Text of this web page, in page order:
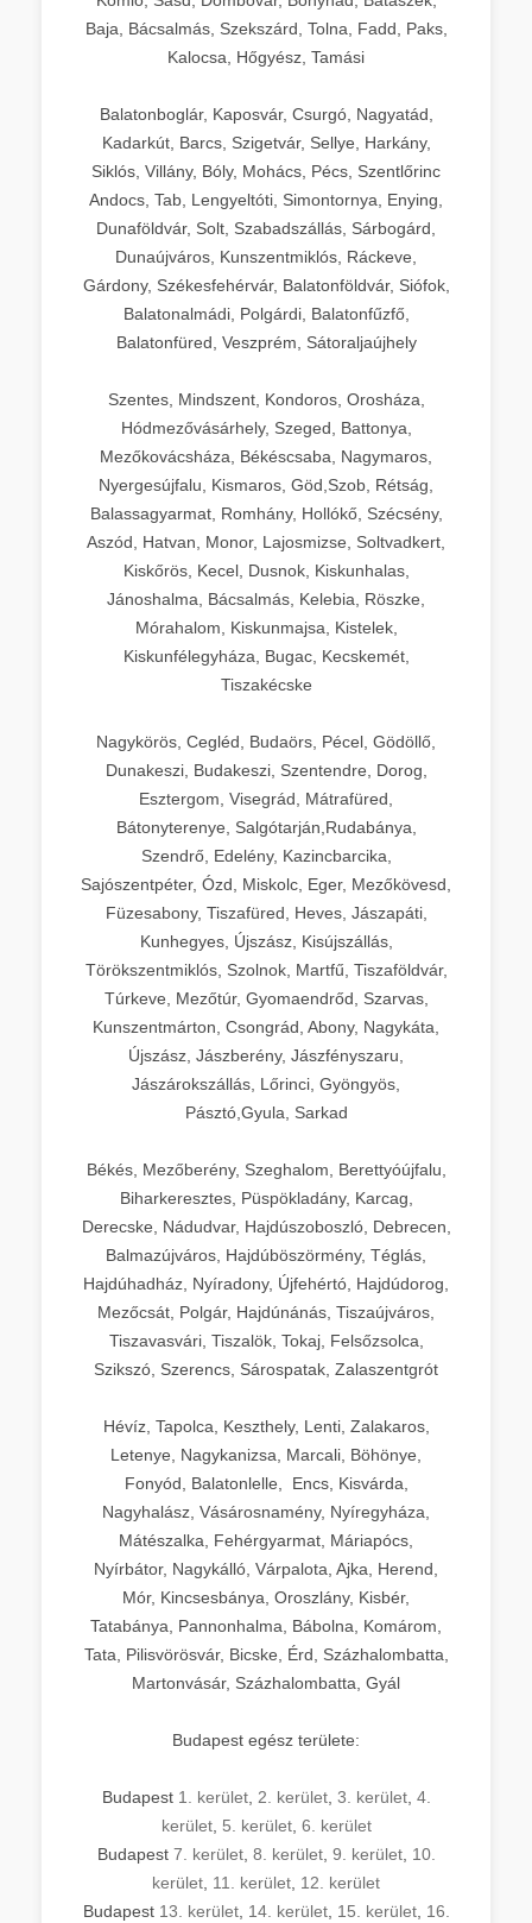
Baja, Bácsalmás, Szekszárd, Tolna, Fadd, Paks,
Kalocsa, Hőgyész, Tamási
Balatonboglár, Kaposvár, Csurgó, Nagyatád,
Kadarkút, Barcs, Szigetvár, Sellye, Harkány,
Siklós, Villány, Bóly, Mohács, Pécs, Szentlőrinc
Andocs, Tab, Lengyeltóti, Simontornya, Enying,
Dunaföldvár, Solt, Szabadszállás, Sárbogárd,
Dunaújváros, Kunszentmiklós, Ráckeve,
Gárdony, Székesfehérvár, Balatonföldvár, Siófok,
Balatonalmádi, Polgárdi, Balatonfűzfő,
Balatonfüred, Veszprém, Sátoraljaújhely
Szentes, Mindszent, Kondoros, Orosháza,
Hódmezővásárhely, Szeged, Battonya,
Mezőkovácsháza, Békéscsaba, Nagymaros,
Nyergesújfalu, Kismaros, Göd,Szob, Rétság,
Balassagyarmat, Romhány, Hollókő, Szécsény,
Aszód, Hatvan, Monor, Lajosmizse, Soltvadkert,
Kiskőrös, Kecel, Dusnok, Kiskunhalas,
Jánoshalma, Bácsalmás, Kelebia, Röszke,
Mórahalom, Kiskunmajsa, Kistelek,
Kiskunfélegyháza, Bugac, Kecskemét,
Tiszakécske
Nagykörös, Cegléd, Budaörs, Pécel, Gödöllő,
Dunakeszi, Budakeszi, Szentendre, Dorog,
Esztergom, Visegrád, Mátrafüred,
Bátonyterenye, Salgótarján,Rudabánya,
Szendrő, Edelény, Kazincbarcika,
Sajószentpéter, Ózd, Miskolc, Eger, Mezőkövesd,
Füzesabony, Tiszafüred, Heves, Jászapáti,
Kunhegyes, Újszász, Kisújszállás,
Törökszentmiklós, Szolnok, Martfű, Tiszaföldvár,
Túrkeve, Mezőtúr, Gyomaendrőd, Szarvas,
Kunszentmárton, Csongrád, Abony, Nagykáta,
Újszász, Jászberény, Jászfényszaru,
Jászárokszállás, Lőrinci, Gyöngyös,
Pásztó,Gyula, Sarkad
Békés, Mezőberény, Szeghalom, Berettyóújfalu,
Biharkeresztes, Püspökladány, Karcag,
Derecske, Nádudvar, Hajdúszoboszló, Debrecen,
Balmazújváros, Hajdúböszörmény, Téglás,
Hajdúhadház, Nyíradony, Újfehértó, Hajdúdorog,
Mezőcsát, Polgár, Hajdúnánás, Tiszaújváros,
Tiszavasvári, Tiszalök, Tokaj, Felsőzsolca,
Szikszó, Szerencs, Sárospatak, Zalaszentgrót
Hévíz, Tapolca, Keszthely, Lenti, Zalakaros,
Letenye, Nagykanizsa, Marcali, Böhönye,
Fonyód, Balatonlelle, Encs, Kisvárda,
Nagyhalász, Vásárosnamény, Nyíregyháza,
Mátészalka, Fehérgyarmat, Máriapócs,
Nyírbátor, Nagykálló, Várpalota, Ajka, Herend,
Mór, Kincsesbánya, Oroszlány, Kisbér,
Tatabánya, Pannonhalma, Bábolna, Komárom,
Tata, Pilisvörösvár, Bicske, Érd, Százhalombatta,
Martonvásár, Százhalombatta, Gyál
Budapest egész területe:
Budapest 1. kerület, 2. kerület, 3. kerület, 4.
kerület, 5. kerület, 6. kerület
Budapest 7. kerület, 8. kerület, 9. kerület, 10.
kerület 11. kerület 12. kerület
Budapest 13. kerület, 14. kerület, 15. kerület, 16.